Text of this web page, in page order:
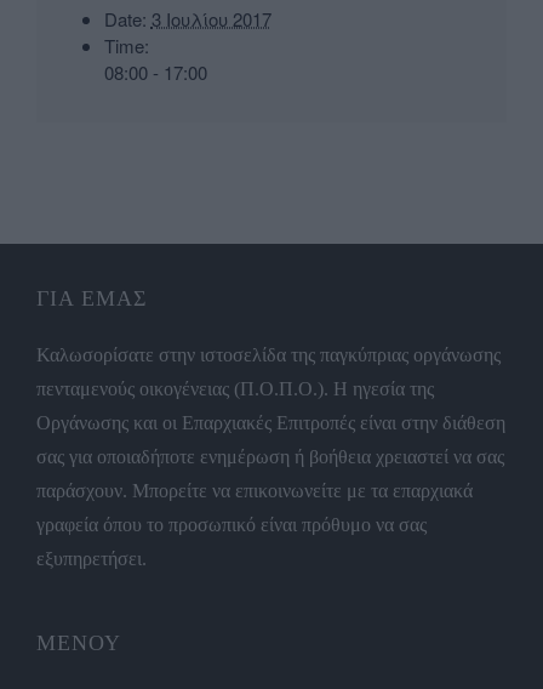
Date: 3 Ιουλίου 2017
Time:
08:00 - 17:00
ΓΙΑ ΕΜΑΣ
Καλωσορίσατε στην ιστοσελίδα της παγκύπριας οργάνωσης
πενταμενούς οικογένειας (Π.Ο.Π.Ο.). Η ηγεσία της
Οργάνωσης και οι Επαρχιακές Επιτροπές είναι στην διάθεση
σας για οποιαδήποτε ενημέρωση ή βοήθεια χρειαστεί να σας
παράσχουν. Μπορείτε να επικοινωνείτε με τα επαρχιακά
γραφεία όπου το προσωπικό είναι πρόθυμο να σας
εξυπηρετήσει.
ΜΕΝΟΥ